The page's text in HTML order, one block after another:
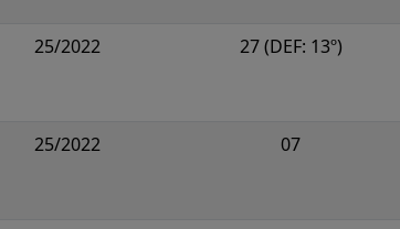
25/2022 27 (DEF: 13º)
25/2022 07